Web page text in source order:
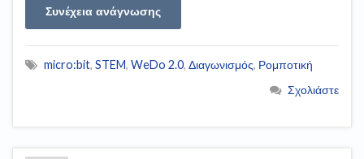
Συνέχεια ανάγνωσης
micro:bit, STEM, WeDo 2.0, Διαγωνισμός, Ρομποτική
Σχολιάστε